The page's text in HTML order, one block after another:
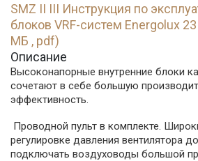
SMZ II III Инструкция по
блоков VRF-систем Energolux
МБ , pdf)
Описание
Высоконапорные внутренние блоки
сочетают в себе большую
эффективность.
Проводной пульт в комплекте.
регулировке давления вентилятора
подключать воздуховоды большой